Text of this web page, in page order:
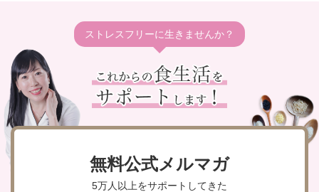
ストレスフリーに生きませんか？
無料公式メルマガ
5万人以上をサポートしてきた